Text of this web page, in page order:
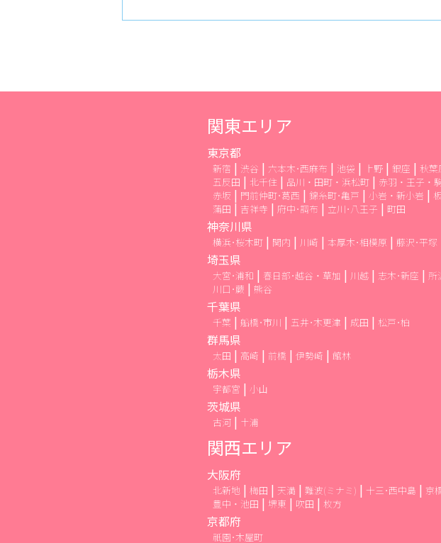
関東エリア
東京都
新宿 渋谷 六本木･西麻布 池袋 上野 銀座 秋葉
五反田
北千住 品川・田町・浜松町
赤羽・王子・
赤坂
門前仲町･葛西 錦糸町･亀戸 小岩・新小岩
蒲田
吉祥寺 府中･調布 立川･八王子 町田
神奈川県
横浜･桜木町 関内 川崎 本厚木･相模原 藤沢･平塚
埼玉県
大宮･浦和 春日部･越谷・草加 川越 志木･新座
所
川口･蕨
熊谷
千葉県
千葉 船橋･市川 五井･木更津 成田 松戸･柏
群馬県
太田 高崎 前橋 伊勢崎 館林
栃木県
宇都宮 小山
茨城県
古河 土浦
関西エリア
大阪府
北新地 梅田 天満 難波(ミナミ) 十三･西中島 京
豊中・池田
堺東 吹田 枚方
京都府
祇園･木屋町